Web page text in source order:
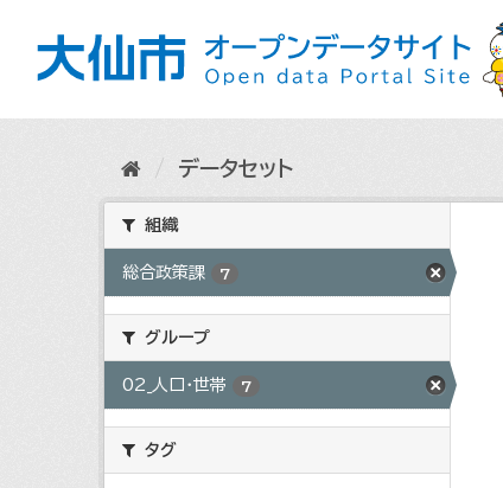
データセット
組織
総合政策課 7
グループ
02_人口・世帯 7
タグ